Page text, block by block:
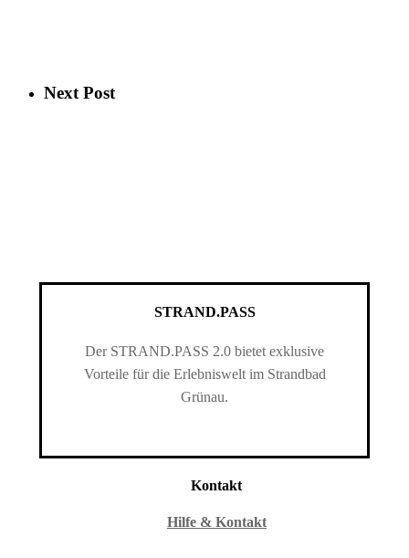
Next Post
STRAND.PASS
Der STRAND.PASS 2.0 bietet exklusive
Vorteile für die Erlebniswelt im Strandbad
Grünau.
Kontakt
Hilfe & Kontakt